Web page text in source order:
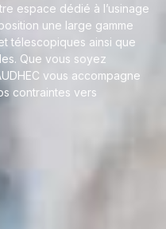
espace dédié à l’usinage
une large gamme
télescopiques ainsi que
Que vous soyez
vous accompagne
contraintes vers